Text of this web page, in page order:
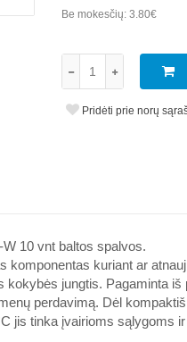
Be mokesčių:3.80€
Pridėti prie norų
10 vnt baltos spalvos.
komponentas kuriant ar
jungtis. Pagaminta
perdavimą. Dėl
jis tinka įvairioms sąlygoms